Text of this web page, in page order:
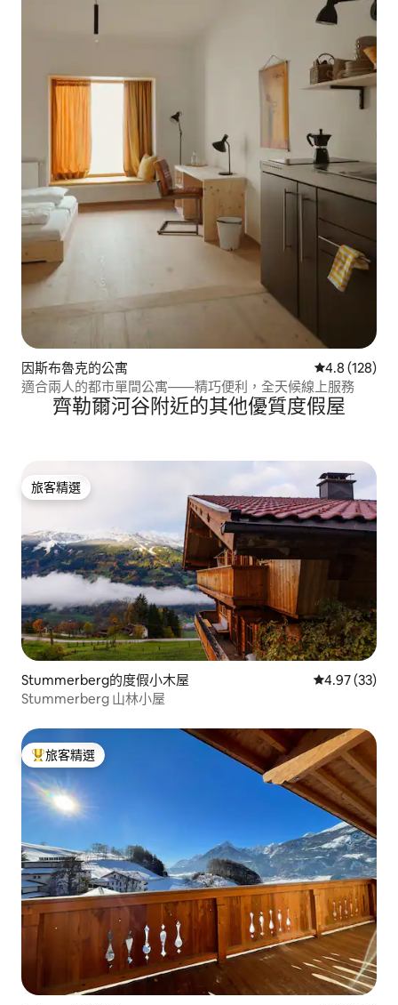
因斯布魯克的公寓 從 128 則評
4.8 (128)
適合兩人的都市單間公寓——精巧便利，全天候線上服務
齊勒爾河谷附近的其他優質度假屋
旅客精選
旅客精選
Stummerberg的度假小木屋 從 33 則評價
4.97 (33)
Stummerberg 山林小屋
旅客精選榜首
旅客精選